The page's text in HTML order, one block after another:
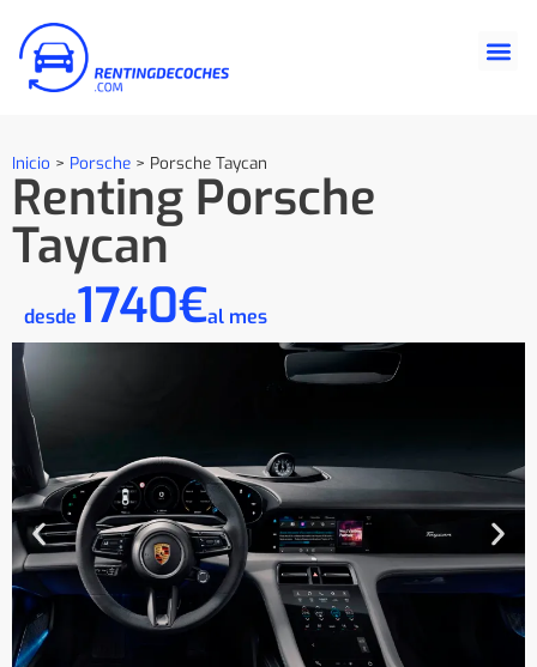
Inicio > Porsche > Porsche Taycan
Renting Porsche
Taycan
desde1740€al mes